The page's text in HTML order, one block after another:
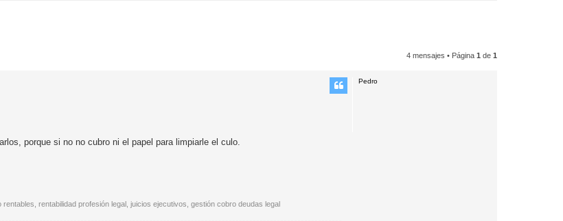
4 mensajes • Página 1 de 1
Pedro
porque si no no cubro ni el papel para limpiarle el culo.
rentabilidad profesión legal, juicios ejecutivos, gestión cobro deudas legal